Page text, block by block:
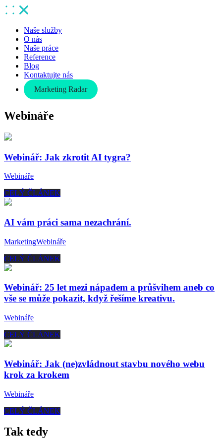
Naše služby
O nás
Naše práce
Reference
Blog
Kontaktujte nás
Marketing Radar
Webináře
Webinář: Jak zkrotit AI tygra?
Webináře
CELÝ ČLÁNEK
AI vám práci sama nezachrání.
MarketingWebináře
CELÝ ČLÁNEK
Webinář: 25 let mezi nápadem a průšvihem aneb co
vše se může pokazit, když řešíme kreativu.
Webináře
CELÝ ČLÁNEK
Webinář: Jak (ne)zvládnout stavbu nového webu
krok za krokem
Webináře
CELÝ ČLÁNEK
Tak tedy